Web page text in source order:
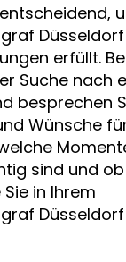
erfüllt.
Suche nach
besprechen
Wünsche
sind und
in Ihrem